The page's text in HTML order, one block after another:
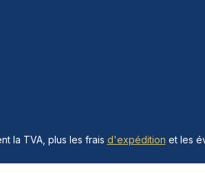
la TVA, plus les frais d'expédition et les